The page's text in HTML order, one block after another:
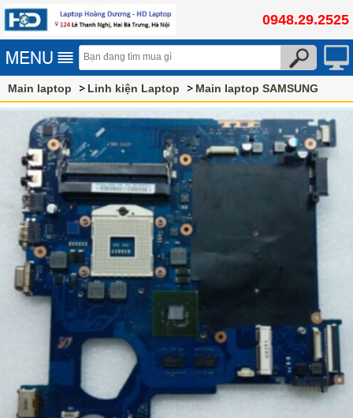
0948.29.2525
Main laptop Linh kiện Laptop Main laptop SAMSUNG